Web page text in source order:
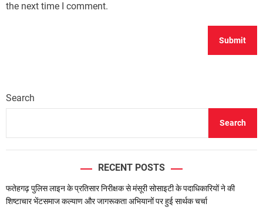
the next time I comment.
Search
Search
RECENT POSTS
फतेहगढ़ पुलिस लाइन के प्रतिसार निरीक्षक से मंसूरी सोसाइटी के पदाधिकारियों ने की
शिष्टाचार भेंटसमाज कल्याण और जागरूकता अभियानों पर हुई सार्थक चर्चा